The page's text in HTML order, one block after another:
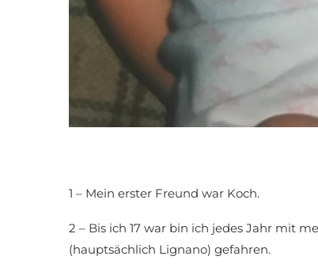
1 – Mein erster Freund war Koch.
2 – Bis ich 17 war bin ich jedes Jahr mit
(hauptsächlich Lignano) gefahren.